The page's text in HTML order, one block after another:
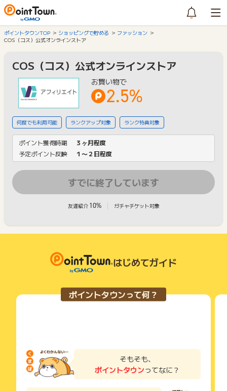
ポイントタウンTOP ショッピングで貯める
ファッション
COS（コス）公式オンラインストア
COS（コス）公式オンラインストア
お買い物で
2.5%
何度でも利用可能 ランクアップ対象 ランク特典対象
ポイント獲得時期
３ヶ月程度
予定ポイント反映
１〜２日程度
すでに終了しています
友達紹介 10% ガチャチケット対象
はじめてガイド
ポイントタウンって何？
そもそも、
ポイントタウンってなに？